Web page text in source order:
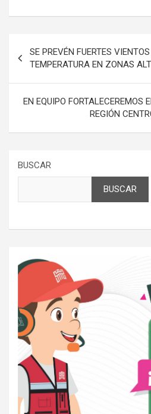
Navegación
de
entradas
SE PREVÉN FUERTES
TEMPERATURA EN ZONAS
EN EQUIPO FORTALECEREMOS
REGIÓN
BUSCAR
BUSCAR